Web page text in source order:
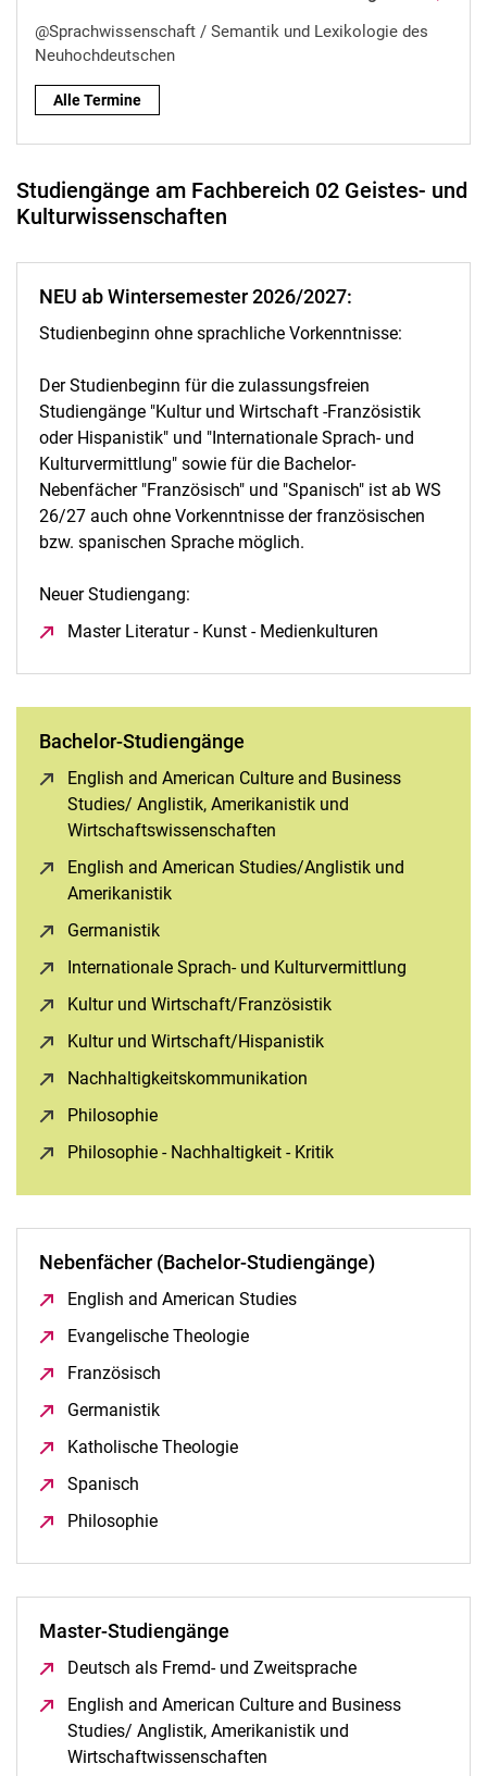
@Sprachwissenschaft / Semantik und Lexikologie des
Neuhochdeutschen
Alle Termine
Studiengänge am Fachbereich 02 Geistes- und
Kulturwissenschaften
NEU ab Wintersemester 2026/2027:
Studienbeginn ohne sprachliche Vorkenntnisse:
Der Studienbeginn für die zulassungsfreien
Studiengänge "Kultur und Wirtschaft -Französistik
oder Hispanistik" und "Internationale Sprach- und
Kulturvermittlung" sowie für die Bachelor-
Nebenfächer "Französisch" und "Spanisch" ist ab WS
26/27 auch ohne Vorkenntnisse der französischen
bzw. spanischen Sprache möglich.
Neuer Studiengang:
Master Literatur - Kunst - Medienkulturen
Bachelor-Studiengänge
English and American Culture and Business
Studies/ Anglistik, Amerikanistik und
Wirtschaftswissenschaften
English and American Studies/Anglistik und
Amerikanistik
Germanistik
Internationale Sprach- und Kulturvermittlung
Kultur und Wirtschaft/Französistik
Kultur und Wirtschaft/Hispanistik
Nachhaltigkeitskommunikation
Philosophie
Philosophie - Nachhaltigkeit - Kritik
Nebenfächer (Bachelor-Studiengänge)
English and American Studies
Evangelische Theologie
Französisch
Germanistik
Katholische Theologie
Spanisch
Philosophie
Master-Studiengänge
Deutsch als Fremd- und Zweitsprache
English and American Culture and Business
Studies/ Anglistik, Amerikanistik und
Wirtschaftwissenschaften